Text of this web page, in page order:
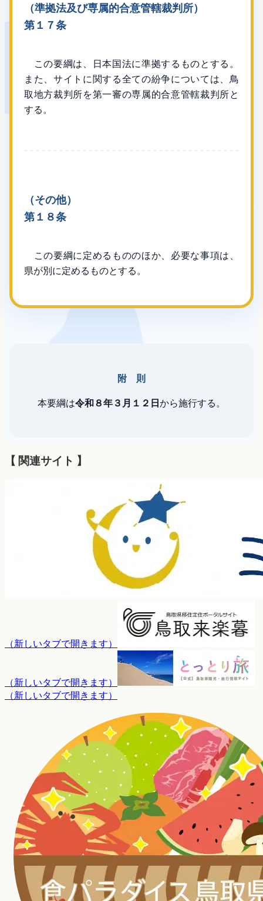
（準拠法及び専属的合意管轄裁判所）
第１７条
この要綱は、日本国法に準拠するものとする。
また、サイトに関する全ての紛争については、鳥
取地方裁判所を第一審の専属的合意管轄裁判所と
する。
（その他）
第１８条
この要綱に定めるもののほか、必要な事項は、
県が別に定めるものとする。
附 則
本要綱は令和８年３月１２日から施行する。
【 関連サイト 】
（新しいタブで開きます）
（新しいタブで開きます）
（新しいタブで開きます）